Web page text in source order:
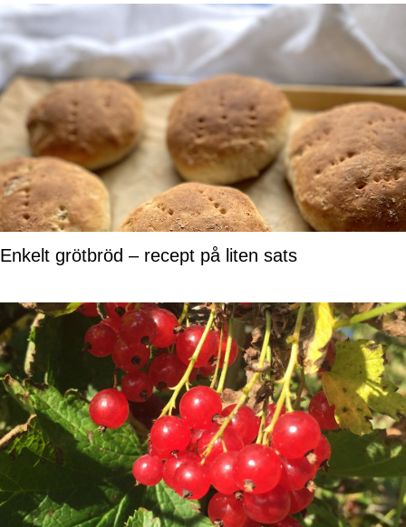
Enkelt grötbröd – recept på liten sats